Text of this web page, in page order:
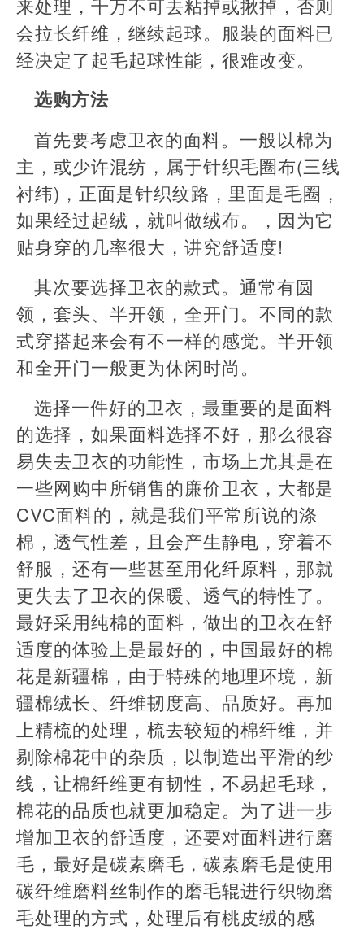
来处理，千万不可去粘掉或揪掉，否则
会拉长纤维，继续起球。服装的面料已
经决定了起毛起球性能，很难改变。
选购方法
首先要考虑卫衣的面料。一般以棉为
主，或少许混纺，属于针织毛圈布(三线
衬纬)，正面是针织纹路，里面是毛圈，
如果经过起绒，就叫做绒布。，因为它
贴身穿的几率很大，讲究舒适度!
其次要选择卫衣的款式。通常有圆
领，套头、半开领，全开门。不同的款
式穿搭起来会有不一样的感觉。半开领
和全开门一般更为休闲时尚。
选择一件好的卫衣，最重要的是面料
的选择，如果面料选择不好，那么很容
易失去卫衣的功能性，市场上尤其是在
一些网购中所销售的廉价卫衣，大都是
CVC面料的，就是我们平常所说的涤
棉，透气性差，且会产生静电，穿着不
舒服，还有一些甚至用化纤原料，那就
更失去了卫衣的保暖、透气的特性了。
最好采用纯棉的面料，做出的卫衣在舒
适度的体验上是最好的，中国最好的棉
花是新疆棉，由于特殊的地理环境，新
疆棉绒长、纤维韧度高、品质好。再加
上精梳的处理，梳去较短的棉纤维，并
剔除棉花中的杂质，以制造出平滑的纱
线，让棉纤维更有韧性，不易起毛球，
棉花的品质也就更加稳定。为了进一步
增加卫衣的舒适度，还要对面料进行磨
毛，最好是碳素磨毛，碳素磨毛是使用
碳纤维磨料丝制作的磨毛辊进行织物磨
毛处理的方式，处理后有桃皮绒的感